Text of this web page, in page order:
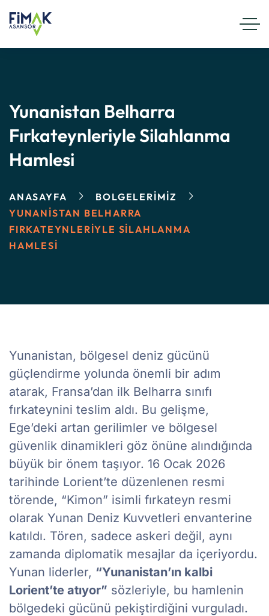
Yunanistan Belharra
Fırkateynleriyle Silahlanma
Hamlesi
ANASAYFA
BOLGELERIMIZ
YUNANISTAN BELHARRA
FIRKATEYNLERIYLE SILAHLANMA
HAMLESI
Yunanistan, bölgesel deniz gücünü
güçlendirme yolunda önemli bir adım
atarak, Fransa’dan ilk Belharra sınıfı
fırkateynini teslim aldı. Bu gelişme,
Ege’deki artan gerilimler ve bölgesel
güvenlik dinamikleri göz önüne alındığında
büyük bir önem taşıyor. 16 Ocak 2026
tarihinde Lorient’te düzenlenen resmi
törende, “Kimon” isimli fırkateyn resmi
olarak Yunan Deniz Kuvvetleri envanterine
katıldı. Tören, sadece askeri değil, aynı
zamanda diplomatik mesajlar da içeriyordu.
Yunan liderler, “Yunanistan’ın kalbi
Lorient’te atıyor” sözleriyle, bu hamlenin
bölgedeki gücünü pekiştirdiğini vurguladı.